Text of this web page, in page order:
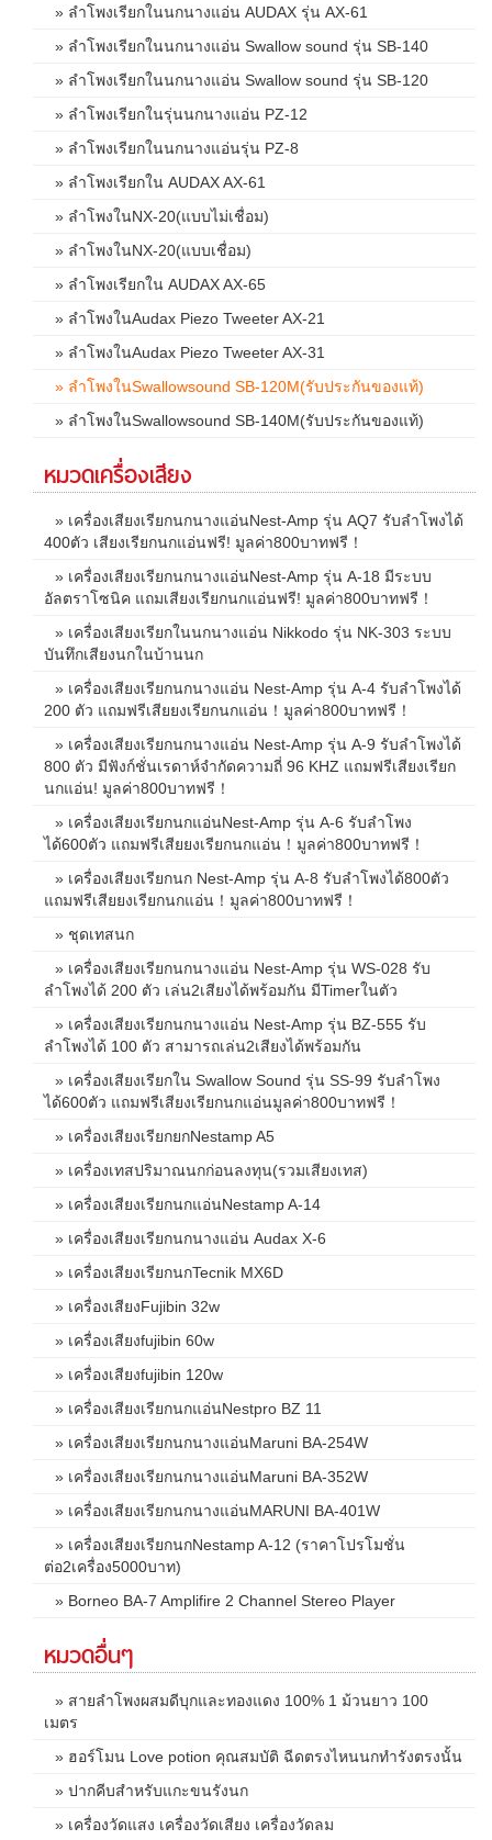
» ลำโพงเรียกในนกนางแอ่น AUDAX รุ่น AX-61
» ลำโพงเรียกในนกนางแอ่น Swallow sound รุ่น SB-140
» ลำโพงเรียกในนกนางแอ่น Swallow sound รุ่น SB-120
» ลำโพงเรียกในรุ่นนกนางแอ่น PZ-12
» ลำโพงเรียกในนกนางแอ่นรุ่น PZ-8
» ลำโพงเรียกใน AUDAX AX-61
» ลำโพงในNX-20(แบบไม่เชื่อม)
» ลำโพงในNX-20(แบบเชื่อม)
» ลำโพงเรียกใน AUDAX AX-65
» ลำโพงในAudax Piezo Tweeter AX-21
» ลำโพงในAudax Piezo Tweeter AX-31
» ลำโพงในSwallowsound SB-120M(รับประกันของแท้)
» ลำโพงในSwallowsound SB-140M(รับประกันของแท้)
หมวดเครื่องเสียง
» เครื่องเสียงเรียกนกนางแอ่นNest-Amp รุ่น AQ7 รับลำโพงได้
400ตัว เสียงเรียกนกแอ่นฟรี! มูลค่า800บาทฟรี！
» เครื่องเสียงเรียกนกนางแอ่นNest-Amp รุ่น A-18 มีระบบ
อัลตราโซนิค แถมเสียงเรียกนกแอ่นฟรี! มูลค่า800บาทฟรี！
» เครื่องเสียงเรียกในนกนางแอ่น Nikkodo รุ่น NK-303 ระบบ
บันทึกเสียงนกในบ้านนก
» เครื่องเสียงเรียกนกนางแอ่น Nest-Amp รุ่น A-4 รับลำโพงได้
200 ตัว แถมฟรีเสียยงเรียกนกแอ่น！มูลค่า800บาทฟรี！
» เครื่องเสียงเรียกนกนางแอ่น Nest-Amp รุ่น A-9 รับลำโพงได้
800 ตัว มีฟังก์ชั่นเรดาห์จำกัดความถี่ 96 KHZ แถมฟรีเสียงเรียก
นกแอ่น! มูลค่า800บาทฟรี！
» เครื่องเสียงเรียกนกแอ่นNest-Amp รุ่น A-6 รับลำโพง
ได้600ตัว แถมฟรีเสียยงเรียกนกแอ่น！มูลค่า800บาทฟรี！
» เครื่องเสียงเรียกนก Nest-Amp รุ่น A-8 รับลำโพงได้800ตัว
แถมฟรีเสียยงเรียกนกแอ่น！มูลค่า800บาทฟรี！
» ชุดเทสนก
» เครื่องเสียงเรียกนกนางแอ่น Nest-Amp รุ่น WS-028 รับ
ลำโพงได้ 200 ตัว เล่น2เสียงได้พร้อมกัน มีTimerในตัว
» เครื่องเสียงเรียกนกนางแอ่น Nest-Amp รุ่น BZ-555 รับ
ลำโพงได้ 100 ตัว สามารถเล่น2เสียงได้พร้อมกัน
» เครื่องเสียงเรียกใน Swallow Sound รุ่น SS-99 รับลำโพง
ได้600ตัว แถมฟรีเสียงเรียกนกแอ่นมูลค่า800บาทฟรี！
» เครื่องเสียงเรียกยกNestamp A5
» เครื่องเทสปริมาณนกก่อนลงทุน(รวมเสียงเทส)
» เครื่องเสียงเรียกนกแอ่นNestamp A-14
» เครื่องเสียงเรียกนกนางแอ่น Audax X-6
» เครื่องเสียงเรียกนกTecnik MX6D
» เครื่องเสียงFujibin 32w
» เครื่องเสียงfujibin 60w
» เครื่องเสียงfujibin 120w
» เครื่องเสียงเรียกนกแอ่นNestpro BZ 11
» เครื่องเสียงเรียกนกนางแอ่นMaruni BA-254W
» เครื่องเสียงเรียกนกนางแอ่นMaruni BA-352W
» เครื่องเสียงเรียกนกนางแอ่นMARUNI BA-401W
» เครื่องเสียงเรียกนกNestamp A-12 (ราคาโปรโมชั่น
ต่อ2เครื่อง5000บาท)
» Borneo BA-7 Amplifire 2 Channel Stereo Player
หมวดอื่นๆ
» สายลำโพงผสมดีบุกและทองแดง 100% 1 ม้วนยาว 100
เมตร
» ฮอร์โมน Love potion คุณสมบัติ ฉีดตรงไหนนกทำรังตรงนั้น
» ปากคีบสำหรับแกะขนรังนก
» เครื่องวัดแสง เครื่องวัดเสียง เครื่องวัดลม